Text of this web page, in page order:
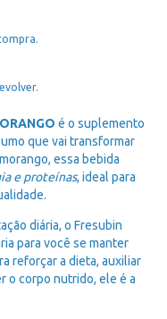
é o suplemento
que vai transformar
essa bebida
e proteínas, ideal para
diária, o Fresubin
para você se manter
reforçar a dieta, auxiliar
o corpo nutrido, ele é a